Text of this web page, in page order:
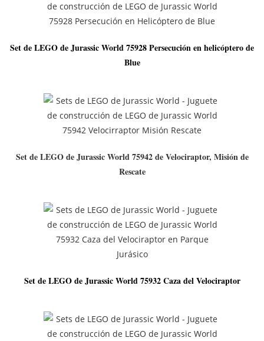
Set de LEGO de Jurassic World 75928 Persecución en helicóptero de
Blue
Set de LEGO de Jurassic World 75942 de Velociraptor, Misión de
Rescate
Set de LEGO de Jurassic World 75932 Caza del Velociraptor